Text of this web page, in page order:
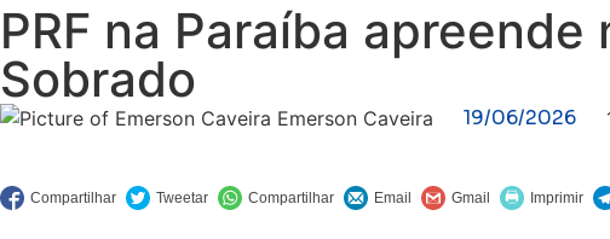
PRF na Paraíba
Sobrado
Emerson Caveira 19/06/2026